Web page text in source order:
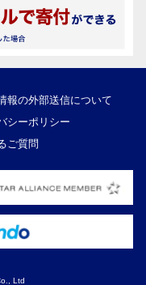
報の外部送信について
シーポリシー
ご質問
Ltd